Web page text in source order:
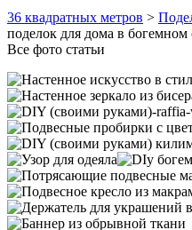
36 квадратных метров >
поделок для дома в богемном
Все фото статьи